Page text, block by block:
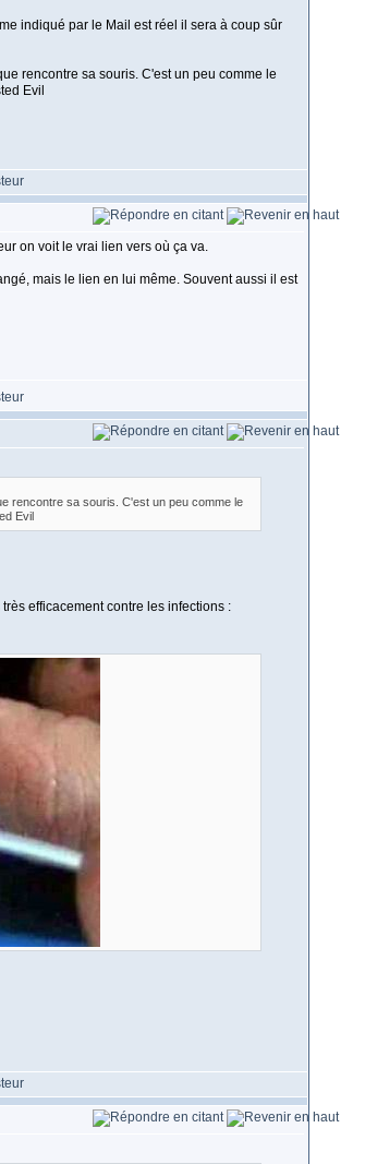
indiqué par le Mail est réel il sera à coup sûr
rencontre sa souris. C'est un peu comme le
on voit le vrai lien vers où ça va.
mais le lien en lui même. Souvent aussi il est
rencontre sa souris. C'est un peu comme le
efficacement contre les infections :